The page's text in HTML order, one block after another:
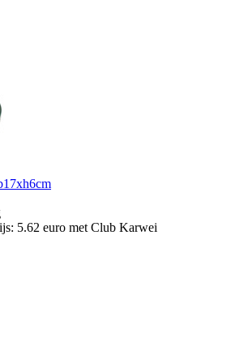
5.62 euro met Club Karwei